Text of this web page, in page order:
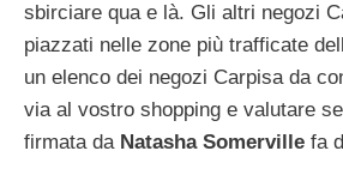
sbirciare qua e là. Gli altri negozi
piazzati nelle zone più trafficate
un elenco dei negozi Carpisa da
via al vostro shopping e valutare
firmata da Natasha Somerville fa